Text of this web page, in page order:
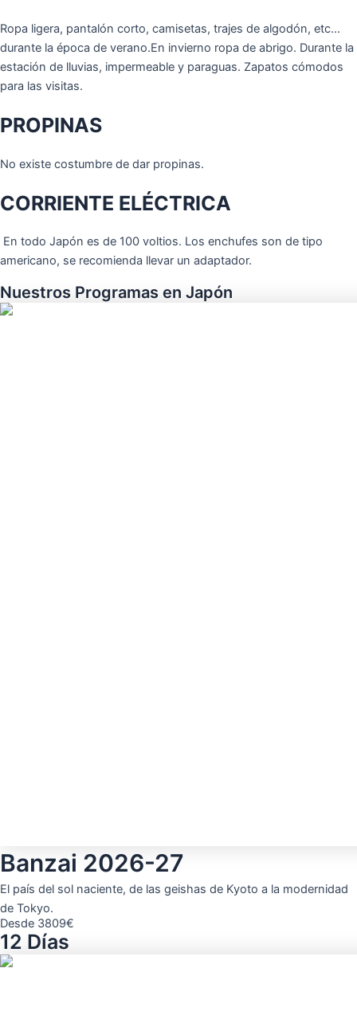
Ropa ligera, pantalón corto, camisetas, trajes de algodón, etc…
durante la época de verano.En invierno ropa de abrigo. Durante la
estación de lluvias, impermeable y paraguas. Zapatos cómodos
para las visitas.
PROPINAS
No existe costumbre de dar propinas.
CORRIENTE ELÉCTRICA
En todo Japón es de 100 voltios. Los enchufes son de tipo
americano, se recomienda llevar un adaptador.
Nuestros Programas en Japón
Banzai 2026-27
El país del sol naciente, de las geishas de Kyoto a la modernidad
de Tokyo.
Desde 3809€
12 Días